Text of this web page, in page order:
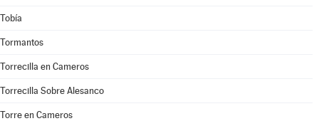
Tobía
Tormantos
Torrecilla en Cameros
Torrecilla Sobre Alesanco
Torre en Cameros